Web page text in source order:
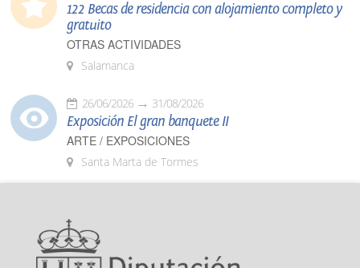
122 Becas de residencia con alojamiento completo y
gratuito
OTRAS ACTIVIDADES
Salamanca
26/06/2026 31/08/2026
Exposición El gran banquete II
ARTE / EXPOSICIONES
Santa Marta de Tormes